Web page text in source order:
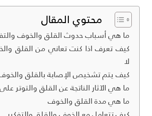
محتوي المقال
ما هي أسباب حدوث القلق والخوف
كيف تعرف اذا كنت تعاني من القلق
لا
كيف يتم تشخيص الإصابة بالقلق والخوف
ما هي الآثار الناتجة عن القلق والتوتر
ما هي مدة القلق والخوف